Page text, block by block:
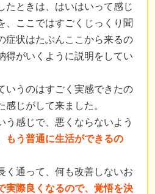
たときは、はいはいって感じ
、ここではすごくじっくり聞
症状はたぶんここから来るの
得がいくように説明をしてい
いうのはすごく実感できたの
じがして来ました。
う感じで、悪くならないよう
もう普通に生活ができるの
く通って、何も改善しないお
実際良くなるので、覚悟を決